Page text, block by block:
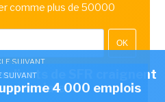
SUIVANT
de SFR craignent
sociale
comme plus de 50000
OK
SUIVANT
4 000 emplois